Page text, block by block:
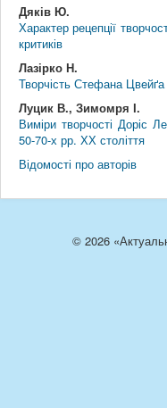
Дяків Ю.
Характер рецепції
критиків
Лазірко Н.
Творчість Стефана Цвeйґа
Луцик В., Зимомря І.
Виміри творчості Доріс
50-70-х рр. ХХ століття
Відомості про авторів
© 2026